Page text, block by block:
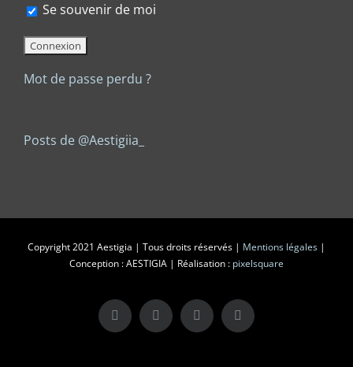
Se souvenir de moi
Mot de passe perdu ?
Posts de @Aestigiia_
Copyright 2021 Aestigia | Tous droits réservés | Mentions légales |
Conception : AESTIGIA | Réalisation : pixelsquare
X LinkedInInstagramFacebook